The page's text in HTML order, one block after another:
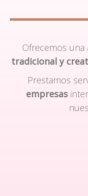
Ofrecemos una
tradicional y
Prestamos
empresas